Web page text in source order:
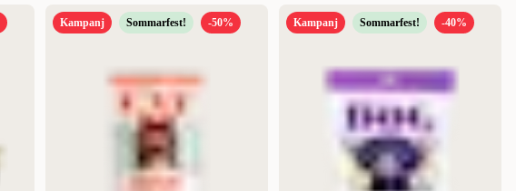
Kampanj Sommarfest! -50% Kampanj Sommarfest! -40%